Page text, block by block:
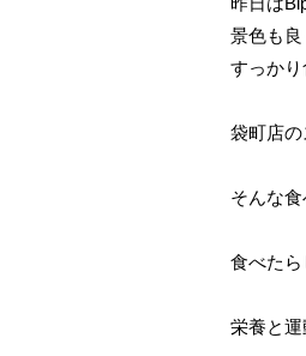
景色も良
すっか
袋町店
そんな
食べた
栄養と